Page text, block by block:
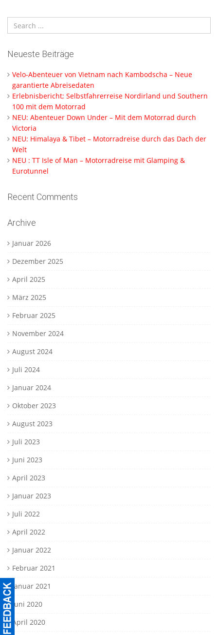
Neueste Beiträge
Velo-Abenteuer von Vietnam nach Kambodscha – Neue
garantierte Abreisedaten
Erlebnisbericht; Selbstfahrerreise Nordirland und Southern
100 mit dem Motorrad
NEU: Abenteuer Down Under – Mit dem Motorrad durch
Victoria
NEU: Himalaya & Tibet – Motorradreise durch das Dach der
Welt
NEU : TT Isle of Man – Motorradreise mit Glamping &
Eurotunnel
Recent Comments
Archive
Januar 2026
Dezember 2025
April 2025
März 2025
Februar 2025
November 2024
August 2024
Juli 2024
Januar 2024
Oktober 2023
August 2023
Juli 2023
Juni 2023
April 2023
Januar 2023
Juli 2022
April 2022
Januar 2022
Februar 2021
Januar 2021
Juni 2020
April 2020